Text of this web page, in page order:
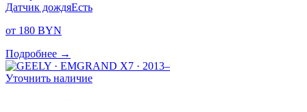
Датчик дождяЕсть
от 180 BYN
Подробнее →
Уточнить наличие